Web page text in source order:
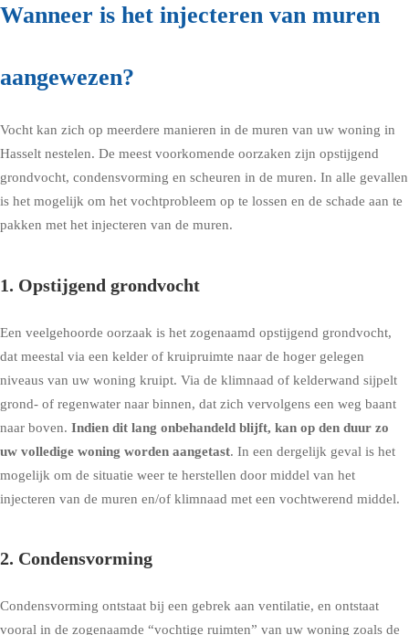
Wanneer is het injecteren van muren
aangewezen?
Vocht kan zich op meerdere manieren in de muren van uw woning in
Hasselt nestelen. De meest voorkomende oorzaken zijn opstijgend
grondvocht, condensvorming en scheuren in de muren. In alle gevallen
is het mogelijk om het vochtprobleem op te lossen en de schade aan te
pakken met het injecteren van de muren.
1. Opstijgend grondvocht
Een veelgehoorde oorzaak is het zogenaamd opstijgend grondvocht,
dat meestal via een kelder of kruipruimte naar de hoger gelegen
niveaus van uw woning kruipt. Via de klimnaad of kelderwand sijpelt
grond- of regenwater naar binnen, dat zich vervolgens een weg baant
naar boven. Indien dit lang onbehandeld blijft, kan op den duur zo
uw volledige woning worden aangetast. In een dergelijk geval is het
mogelijk om de situatie weer te herstellen door middel van het
injecteren van de muren en/of klimnaad met een vochtwerend middel.
2. Condensvorming
Condensvorming ontstaat bij een gebrek aan ventilatie, en ontstaat
vooral in de zogenaamde “vochtige ruimten” van uw woning zoals de